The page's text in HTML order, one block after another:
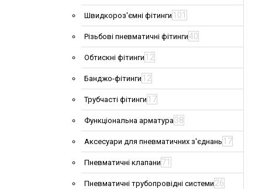
Швидкороз'ємні фітинги 101
Різьбові пневматичні фітинги40
Обтискні фітинги 12
Банджо-фітинги 12
Трубчасті фітинги 17
Функціональна арматура38
Аксесуари для пневматичних з'єднань 17
Пневматичні клапани 71
Пневматичні трубопровідні системи 26